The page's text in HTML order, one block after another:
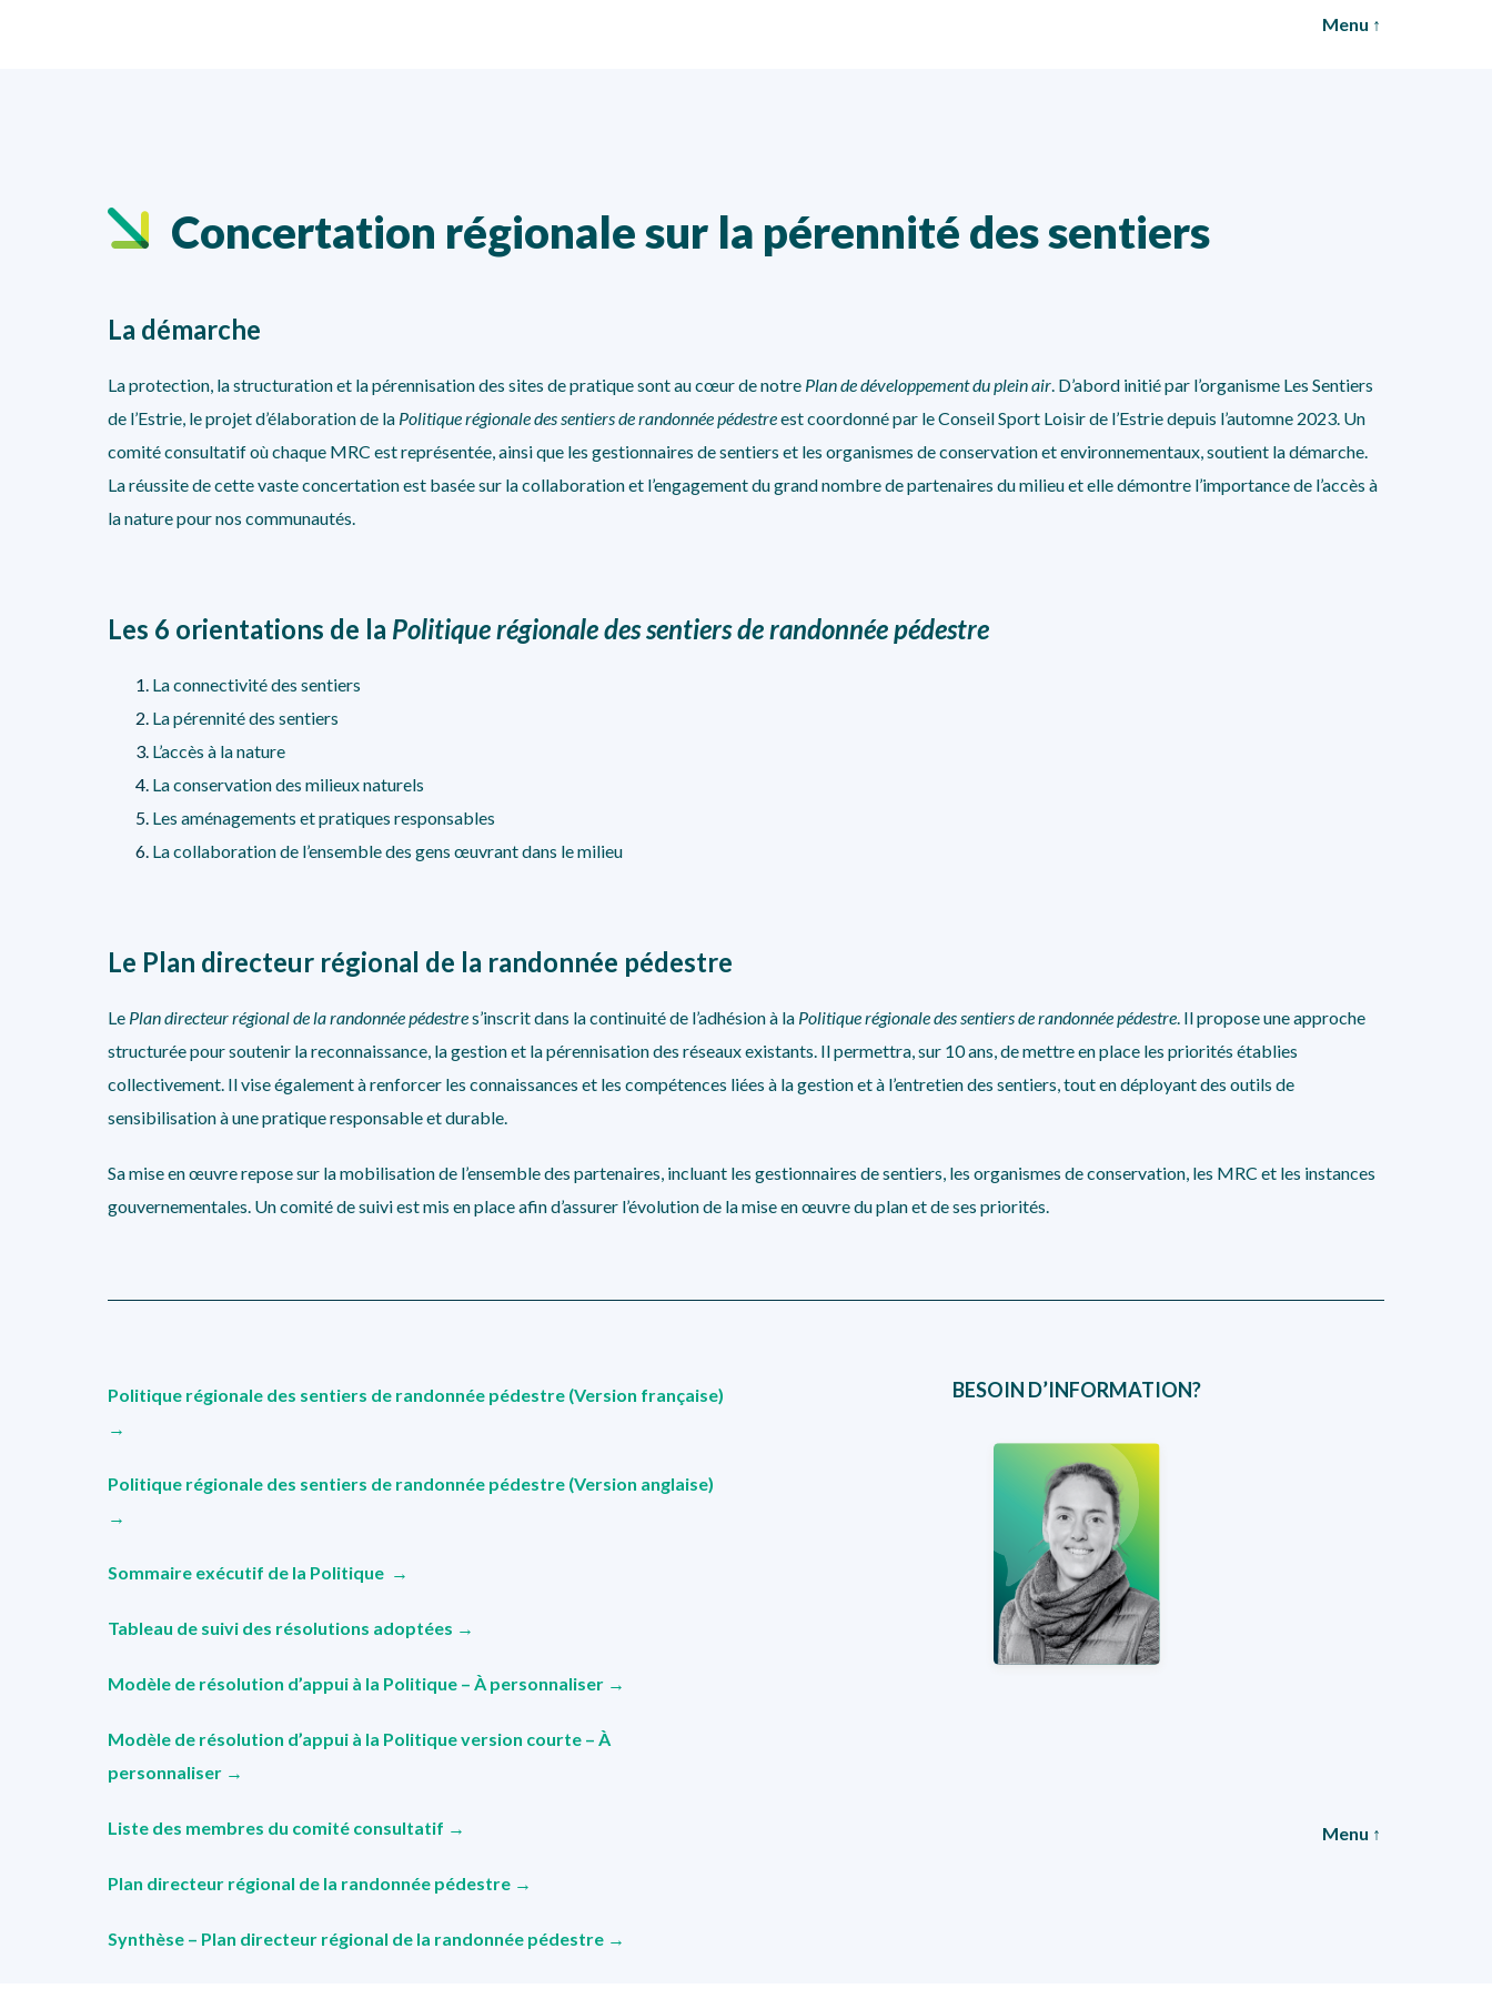
Menu ↑
Concertation régionale sur la pérennité des sentiers
La démarche
La protection, la structuration et la pérennisation des sites de pratique sont au cœur de notre Plan de développement du plein air. D’abord initié par l’organisme Les Sentiers
de l’Estrie, le projet d’élaboration de la Politique régionale des sentiers de randonnée pédestreest coordonné par le Conseil Sport Loisir de l’Estrie depuis l’automne 2023. Un
comité consultatif où chaque MRC est représentée, ainsi que les gestionnaires de sentiers et les organismes de conservation et environnementaux, soutient la démarche.
La réussite de cette vaste concertation est basée sur la collaboration et l’engagement du grand nombre de partenaires du milieu et elle démontre l’importance de l’accès à
la nature pour nos communautés.
Les 6 orientations de la Politique régionale des sentiers de randonnée pédestre
La connectivité des sentiers
La pérennité des sentiers
L’accès à la nature
La conservation des milieux naturels
Les aménagements et pratiques responsables
La collaboration de l’ensemble des gens œuvrant dans le milieu
Le Plan directeur régional de la randonnée pédestre
Le Plan directeur régional de la randonnée pédestres’inscrit dans la continuité de l’adhésion à la Politique régionale des sentiers de randonnée pédestre. Il propose une approche
structurée pour soutenir la reconnaissance, la gestion et la pérennisation des réseaux existants. Il permettra, sur 10 ans, de mettre en place les priorités établies
collectivement. Il vise également à renforcer les connaissances et les compétences liées à la gestion et à l’entretien des sentiers, tout en déployant des outils de
sensibilisation à une pratique responsable et durable.
Sa mise en œuvre repose sur la mobilisation de l’ensemble des partenaires, incluant les gestionnaires de sentiers, les organismes de conservation, les MRC et les instances
gouvernementales. Un comité de suivi est mis en place afin d’assurer l’évolution de la mise en œuvre du plan et de ses priorités.
Politique régionale des sentiers de randonnée pédestre (Version française)
→
Politique régionale des sentiers de randonnée pédestre (Version anglaise)
→
Sommaire exécutif de la Politique →
Tableau de suivi des résolutions adoptées →
Modèle de résolution d’appui à la Politique – À personnaliser →
Modèle de résolution d’appui à la Politique version courte – À
personnaliser →
Liste des membres du comité consultatif →
Plan directeur régional de la randonnée pédestre →
Synthèse – Plan directeur régional de la randonnée pédestre →
BESOIN D’INFORMATION?
Nadia
Fredette
Coordonnatrice
COURRIEL
Menu ↑